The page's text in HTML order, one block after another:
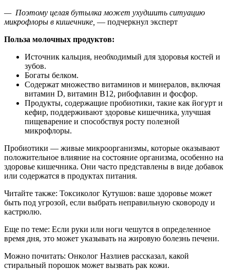
— Поэтому целая бутылка может ухудшить ситуацию
микрофлоры в кишечнике, — подчеркнул эксперт
Польза молочных продуктов:
Источник кальция, необходимый для здоровья костей и
зубов.
Богаты белком.
Содержат множество витаминов и минералов, включая
витамин D, витамин B12, рибофлавин и фосфор.
Продукты, содержащие пробиотики, такие как йогурт и
кефир, поддерживают здоровье кишечника, улучшая
пищеварение и способствуя росту полезной
микрофлоры.
Пробиотики — живые микроорганизмы, которые оказывают
положительное влияние на состояние организма, особенно на
здоровье кишечника. Они часто представлены в виде добавок
или содержатся в продуктах питания.
Читайте также: Токсиколог Кутушов: ваше здоровье может
быть под угрозой, если выбрать неправильную сковороду и
кастрюлю.
Еще по теме: Если руки или ноги чешутся в определенное
время дня, это может указывать на жировую болезнь печени.
Можно почитать: Онколог Назлиев рассказал, какой
стиральный порошок может вызвать рак кожи.